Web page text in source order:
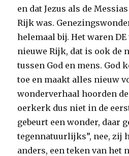
en dat Jezus als de
Rijk was.
helemaal bij. Het waren
nieuwe Rijk, dat is ook de
tussen God en mens. God
toe en maakt alles nieuw
wonderverhaal hoorden
oerkerk dus niet in de
gebeurt een wonder, daar
tegennatuurlijks”, nee, zij
anders, een teken van het